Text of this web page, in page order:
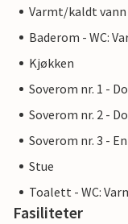
Varmt/kaldt
Baderom - WC:
Kjøkken
Soverom nr. 1 -
Soverom nr. 2 -
Soverom nr. 3 -
Stue
Toalett - WC:
Fasiliteter